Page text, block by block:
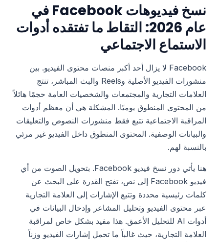
نسخ فيديوهات Facebook في
عام 2026: التقاط ما تفتقده أدوات
الاستماع الاجتماعي
Facebook لا يزال أحد أكبر منصات محتوى الفيديو. بين
منشورات الفيديو الأصلية وReels والبث المباشر، تنتج
العلامات التجارية والمجتمعات والشخصيات العامة حجمًا هائلاً
من المحتوى المنطوق يوميًا. المشكلة هي أن معظم أدوات
المراقبة الاجتماعية تتبع فقط منشورات النصوص والتعليقات
والبيانات الوصفية. المحتوى المنطوق داخل الفيديو غير مرئي
بالنسبة لهم.
هنا يأتي دور نسخ فيديو Facebook. بتحويل الصوت من أي
فيديو Facebook إلى نص، تفتح القدرة على البحث عن
كلمات رئيسية محددة وتتبع الإشارات إلى العلامة التجارية
عبر محتوى الفيديو وتحليل المشاعر وإدخال البيانات في
أدوات AI للتحليل الأعمق. هذا مفيد بشكل خاص لمراقبة
العلامة التجارية، حيث غالباً ما تحمل إشارات الفيديو وزناً